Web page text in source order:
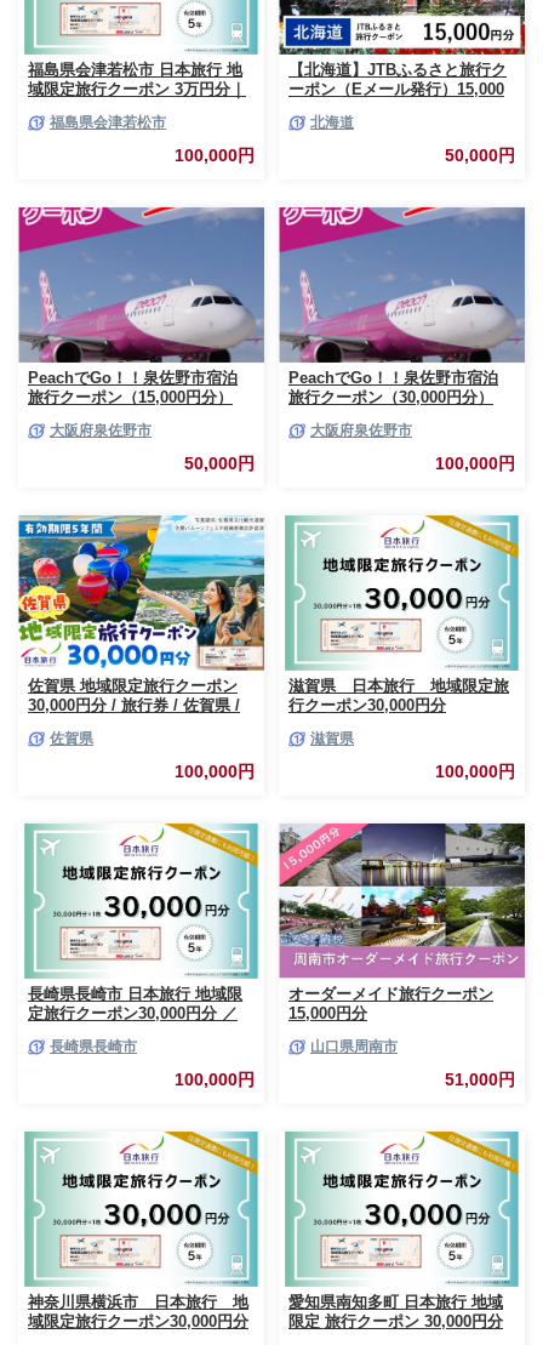
福島県会津若松市 日本旅行 地
域限定旅行クーポン 3万円分｜
旅行 宿泊券 ホテル 観光 旅行
旅行券 交通費 体験 宿泊 夏休み
冬休み 家族旅行 ひとり旅 カッ
[0819]
福島県会津若松市
100,000円
【北海道】JTBふるさと旅行ク
ーポン（Eメール発行）15,000
ベル 宿泊 観光 体験 国内旅行 E
メール発行 デジタル 利用券 人
気 おすすめ JTBW015T
北海道
50,000円
PeachでGo！！泉佐野市宿泊
旅行クーポン（15,000円分）
050F082
大阪府泉佐野市
50,000円
PeachでGo！！泉佐野市宿泊
旅行クーポン（30,000円分）
100F019
大阪府泉佐野市
100,000円
佐賀県 地域限定旅行クーポン
30,000円分 / 旅行券 / 佐賀県 /
佐賀県
100,000円
滋賀県 日本旅行 地域限定旅
行クーポン30,000円分
滋賀県
100,000円
長崎県長崎市 日本旅行 地域限
定旅行クーポン30,000円分 ／
光 旅行 旅行券 長崎県 長崎市
長崎県長崎市
100,000円
オーダーメイド旅行クーポン
15,000円分
山口県周南市
51,000円
神奈川県横浜市 日本旅行 地
域限定旅行クーポン30,000円分
愛知県南知多町 日本旅行 地域
限定 旅行クーポン 30,000円分